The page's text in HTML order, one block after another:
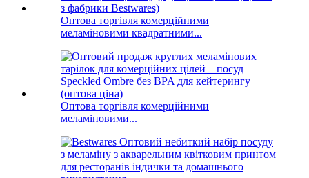
Оптова торгівля комерційними
меламіновими квадратними...
Оптова торгівля комерційними
меламіновими...